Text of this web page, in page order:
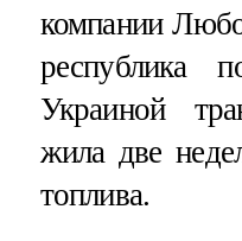
компании
республика
Украиной
жила две
топлива.